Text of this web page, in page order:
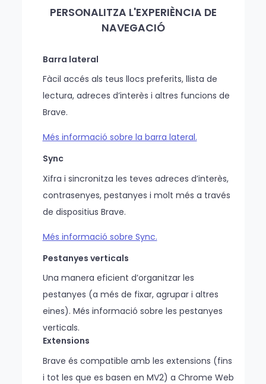
PERSONALITZA L'EXPERIÈNCIA DE
NAVEGACIÓ
Barra lateral
Fàcil accés als teus llocs preferits, llista de
lectura, adreces d’interès i altres funcions de
Brave.
Més informació sobre la barra lateral.
Sync
Xifra i sincronitza les teves adreces d’interès,
contrasenyes, pestanyes i molt més a través
de dispositius Brave.
Més informació sobre Sync.
Pestanyes verticals
Una manera eficient d’organitzar les
pestanyes (a més de fixar, agrupar i altres
eines). Més informació sobre les pestanyes
verticals.
Extensions
Brave és compatible amb les extensions (fins
i tot les que es basen en MV2) a Chrome Web